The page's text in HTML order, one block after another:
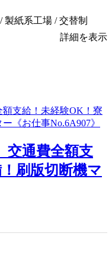
製紙系工場 / 交替制
詳細を表示
交通費全額支
刷版切断機マ